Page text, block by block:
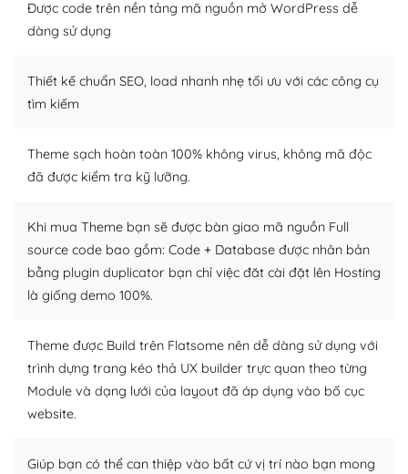
thiết kế tốt, bạn có thể tự sửa đổi. Nếu không bạn có thể
tìm kiếm chúng trên Internet hoặc nhờ chuyên gia.
– Sở hữu một cộng đồng lớn, sẵn sàng hỗ trợ
khổng lồ được kiểm duyệt bởi các nhân viên và những
người cuồng tín WordPress.
Nếu bạn gặp khó khăn, bạn có thể lên mạng và tìm
kiếm những cộng đồng WordPress, họ sẽ giúp bạn trả
lời, giải đáp vấn đề của bạn.
Cộng đồng sử dụng WordPress sẵn sàng hỗ trợ bạn
– Đa dạng plugin và themes
Plugin mở rộng là thành phần cài đặt thêm vào
WordPress để tăng thêm các tính năng cần thiết. Có
nhiều plugin trả phí hoặc miễn phí.
Nhờ lượng người dùng đông đảo, thư viện themes và
Được code trên nền tảng mã nguồn mở WordPress dễ
dàng sử dụng
Thiết kế chuẩn SEO, load nhanh nhẹ tối ưu với các công cụ
tìm kiếm
Theme sạch hoàn toàn 100% không virus, không mã độc
đã được kiểm tra kỹ lưỡng.
Khi mua Theme bạn sẽ được bàn giao mã nguồn Full
source code bao gồm: Code + Database được nhân bản
bằng plugin duplicator bạn chỉ việc đăt cài đặt lên Hosting
là giống demo 100%.
Theme được Build trên Flatsome nên dễ dàng sử dụng với
trình dựng trang kéo thả UX builder trực quan theo từng
Module và dạng lưới của layout đã áp dụng vào bố cục
website.
Giúp bạn có thể can thiệp vào bất cứ vị trí nào bạn mong